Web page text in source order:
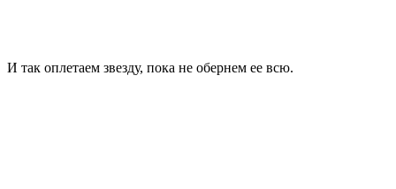
И так оплетаем звезду, пока не обернем ее всю.